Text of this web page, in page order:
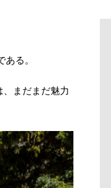
る。
まだまだ魅力